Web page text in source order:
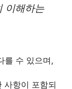
이해하는
를 수 있으며,
사항이 포함되